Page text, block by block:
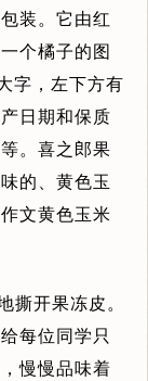
装。它由红
个橘子的图
字，左下方有
日期和保质
。喜之郎果
的、黄色玉
文黄色玉米
开果冻皮。
每位同学只
慢慢品味着